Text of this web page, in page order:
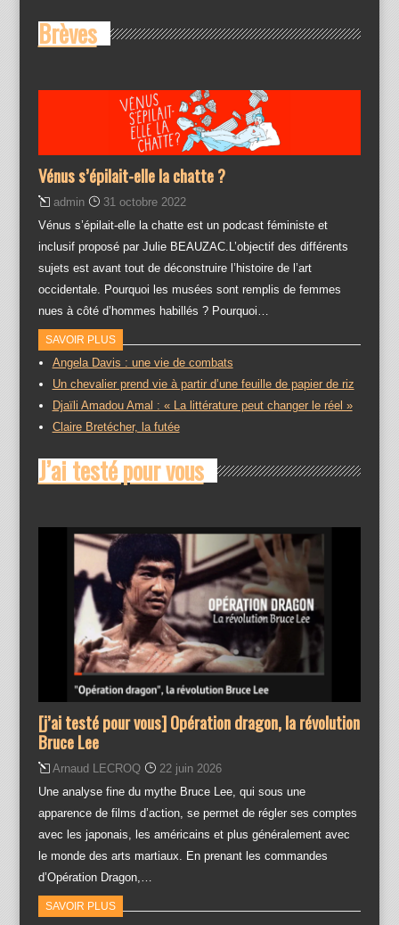
Brèves
Vénus s’épilait-elle la chatte ?
admin
31 octobre 2022
Vénus s’épilait-elle la chatte est un podcast féministe et
inclusif proposé par Julie BEAUZAC.L’objectif des différents
sujets est avant tout de déconstruire l’histoire de l’art
occidentale. Pourquoi les musées sont remplis de femmes
nues à côté d’hommes habillés ? Pourquoi…
SAVOIR PLUS
Angela Davis : une vie de combats
Un chevalier prend vie à partir d’une feuille de papier de riz
Djaïli Amadou Amal : « La littérature peut changer le réel »
Claire Bretécher, la futée
J’ai testé pour vous
[j’ai testé pour vous] Opération dragon, la révolution
Bruce Lee
Arnaud LECROQ
22 juin 2026
Une analyse fine du mythe Bruce Lee, qui sous une
apparence de films d’action, se permet de régler ses comptes
avec les japonais, les américains et plus généralement avec
le monde des arts martiaux. En prenant les commandes
d’Opération Dragon,…
SAVOIR PLUS